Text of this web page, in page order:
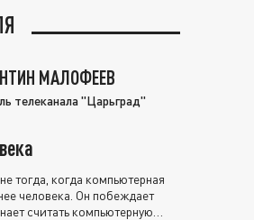
МАЛОФЕЕВ
телеканала "Царьград"
тогда, когда компьютерная
человека. Он побеждает
считать компьютерную